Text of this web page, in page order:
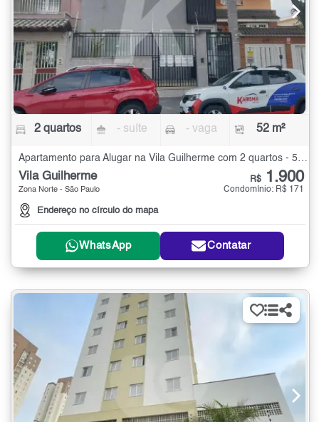
2 quartos - suíte - vaga 52 m²
Vila Guilherme
Zona Norte - São Paulo
Endereço no círculo do mapa
R$ 1.900
Condomínio: R$ 171
WhatsApp Contatar